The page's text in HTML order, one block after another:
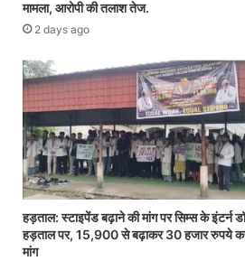
मामला, आरोपी की तलाश तेज.
2 days ago
हड़ताल: स्टाइपेंड बढ़ाने की मांग पर सिम्स के इंटर्न
हड़ताल पर, 15,900 से बढ़ाकर 30 हजार रुपये
मांग